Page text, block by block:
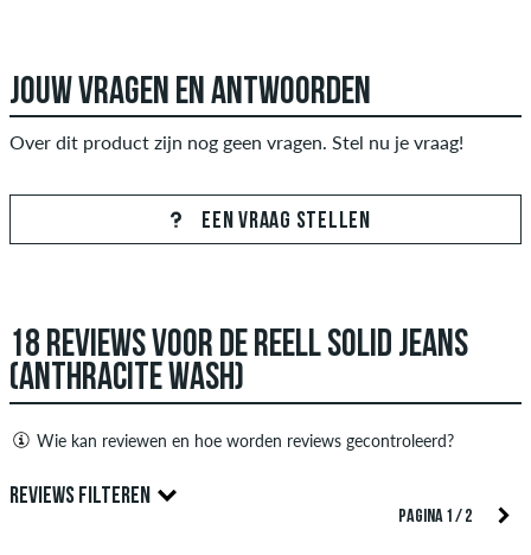
JOUW VRAGEN EN ANTWOORDEN
Over dit product zijn nog geen vragen. Stel nu je vraag!
EEN VRAAG STELLEN
18 REVIEWS VOOR DE REELL SOLID JEANS
(ANTHRACITE WASH)
Wie kan reviewen en hoe worden reviews gecontroleerd?
Alleen mensen met een skatedeluxe klant account kunnen
reviews aanmaken. Ze worden gepubliceerd na onze controle.
REVIEWS FILTEREN
PAGINA 1 / 2